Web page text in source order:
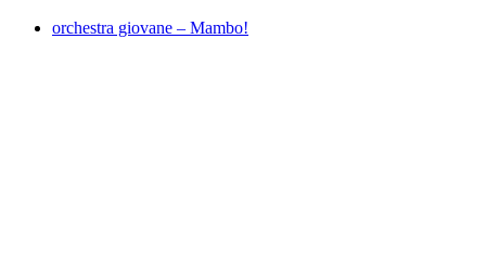
orchestra giovane – Mambo!